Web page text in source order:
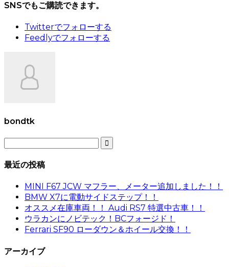
SNSでもご購読できます。
Twitterでフォローする
Feedlyでフォローする
bondtk

最近の投稿
MINI F67 JCW マフラー、メーター追加しました！！
BMW X7に電動サイドステップ！！
オススメ在庫車両！！ Audi RS7 特選中古車！！
ウラカンにノビテック！BCフォージド！
Ferrari SF90 ローダウン＆ホイール交換！！
アーカイブ